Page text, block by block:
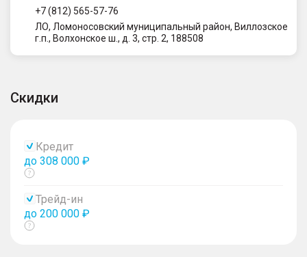
+7 (812) 565-57-76
ЛО, Ломоносовский муниципальный район, Виллозское
г.п., Волхонское ш., д. 3, стр. 2, 188508
Скидки
Кредит
до 308 000 ₽
Показать
Трейд-ин
до 200 000 ₽
Показать